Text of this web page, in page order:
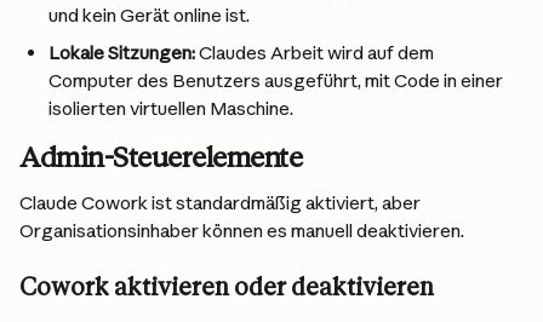
und kein Gerät online ist.
Lokale Sitzungen: Claudes Arbeit wird auf dem
Computer des Benutzers ausgeführt, mit Code in einer
isolierten virtuellen Maschine.
Admin-Steuerelemente
Claude Cowork ist standardmäßig aktiviert, aber
Organisationsinhaber können es manuell deaktivieren.
Cowork aktivieren oder deaktivieren